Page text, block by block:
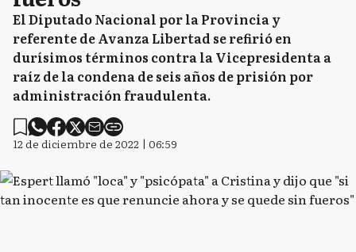
El Diputado Nacional por la Provincia y
referente de Avanza Libertad se refirió en
durísimos términos contra la Vicepresidenta a
raíz de la condena de seis años de prisión por
administración fraudulenta.
12 de diciembre de 2022 | 06:59